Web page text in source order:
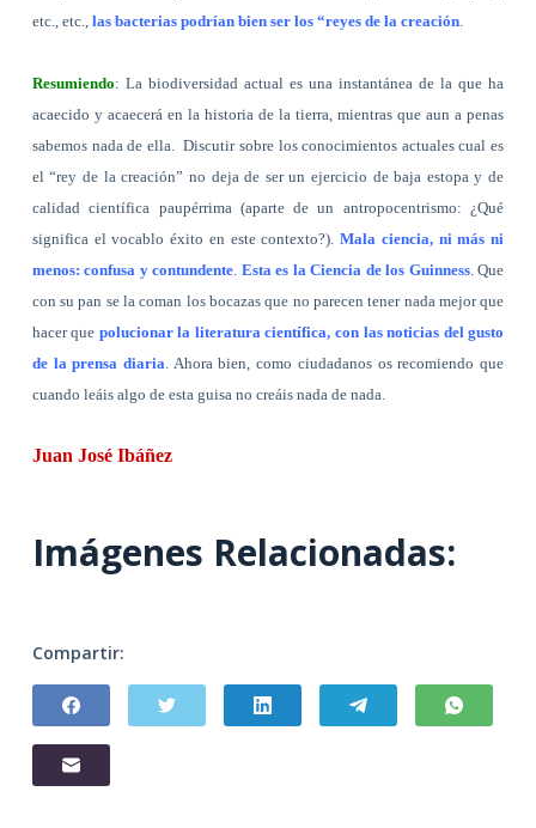
etc., etc., las bacterias podrían bien ser los “reyes de la creación.
Resumiendo: La biodiversidad actual es una instantánea de la que ha
acaecido y acaecerá en la historia de la tierra, mientras que aun a penas
sabemos nada de ella.
Discutir sobre los conocimientos actuales cual es
el “rey de la creación” no deja de ser un ejercicio de baja estopa y de
calidad científica paupérrima (aparte de un antropocentrismo: ¿Qué
significa el vocablo éxito en este contexto?).Mala ciencia, ni más ni
menos: confusa y contundente Esta es la Ciencia de los Guinness. Que
con su pan se la coman los bocazas que no parecen tener nada mejor que
hacer que polucionar la literatura científica, con las noticias del gusto
de la prensa diaria . Ahora bien, como ciudadanos os recomiendo que
cuando leáis algo de esta guisa no creáis nada de nada.
Juan José Ibáñez
Imágenes Relacionadas:
Compartir: